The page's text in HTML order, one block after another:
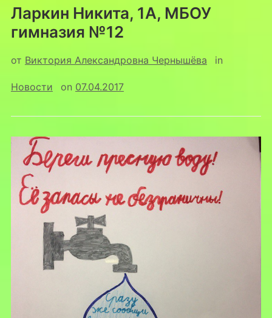
Ларкин Никита, 1А, МБОУ
гимназия №12
от Виктория Александровна Чернышёва in
Новости on 07.04.2017